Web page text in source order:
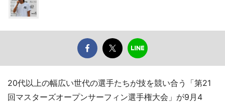
20代以上の幅広い世代の選手たちが技を競い合う「第21
回マスターズオープンサーフィン選手権大会」が9月4